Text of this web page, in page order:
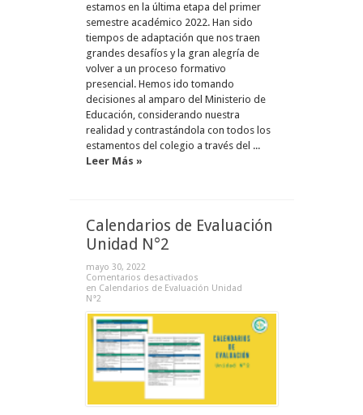
estamos en la última etapa del primer
semestre académico 2022. Han sido
tiempos de adaptación que nos traen
grandes desafíos y la gran alegría de
volver a un proceso formativo
presencial. Hemos ido tomando
decisiones al amparo del Ministerio de
Educación, considerando nuestra
realidad y contrastándola con todos los
estamentos del colegio a través del ...
Leer Más »
Calendarios de Evaluación
Unidad N°2
mayo 30, 2022
Comentarios desactivados
en Calendarios de Evaluación Unidad
N°2